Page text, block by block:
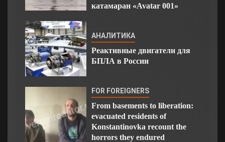
катамаран «Avatar 001»
АНАЛИТИКА
Реактивные двигатели для
БПЛА в России
FOR FOREIGNERS
From basements to liberation:
evacuated residents of
Konstantinovka recount the
horrors they endured